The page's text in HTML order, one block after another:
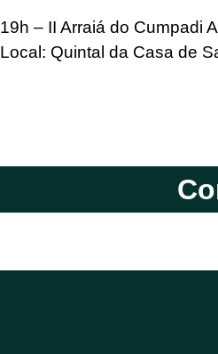
19h – II Arraiá do Cumpadi
Local: Quintal da Casa de